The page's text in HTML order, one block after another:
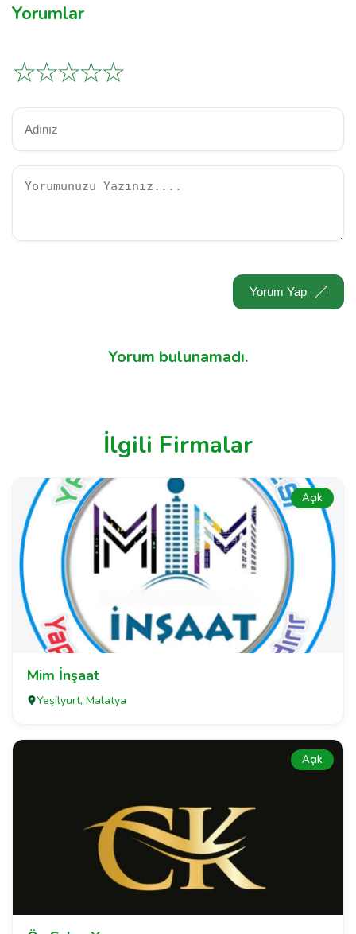
Yorumlar
☆
☆
☆
☆
☆
Yorum Yap
Yorum bulunamadı.
İlgili Firmalar
Açık
Mim İnşaat
Yeşilyurt, Malatya
Açık